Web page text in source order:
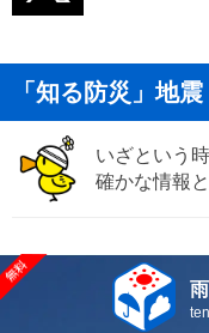
「知る防災」地震
いざという
確かな情報